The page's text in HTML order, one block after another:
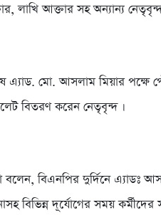
লাখি আক্তার সহ অন্যান্য
এ্যাড. মো. আসলাম মিয়ার পক্ষে
বিতরণ করেন নেতৃবৃন্দ ।
বলেন, বিএনপির দুর্দিনে এ্যাডঃ
বিভিন্ন দূর্যোগের সময়